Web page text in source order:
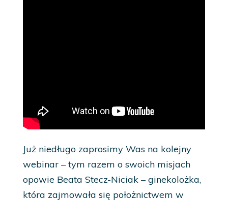
Już niedługo zaprosimy Was na kolejny
webinar – tym razem o swoich misjach
opowie Beata Stecz-Niciak – ginekolożka,
która zajmowała się położnictwem w